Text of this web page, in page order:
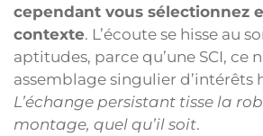
cependant vous sélectionnez
contexte. L’écoute se hisse au
aptitudes, parce qu’une SCI, ce
assemblage singulier d’intérêts
L’échange persistant tisse la
montage, quel qu’il soit.